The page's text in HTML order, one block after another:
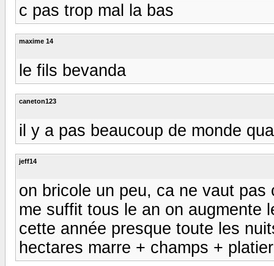
c pas trop mal la bas
maxime 14
le fils bevanda
caneton123
il y a pas beaucoup de monde
jeff14
on bricole un peu, ca ne vaut
me suffit tous le an on augmente
cette année presque toute les
hectares marre + champs +